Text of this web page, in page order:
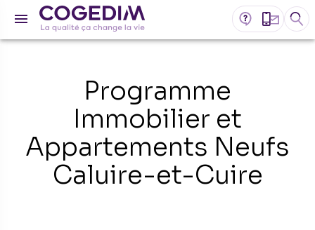
Programme
Immobilier et
Appartements Neufs
Caluire-et-Cuire